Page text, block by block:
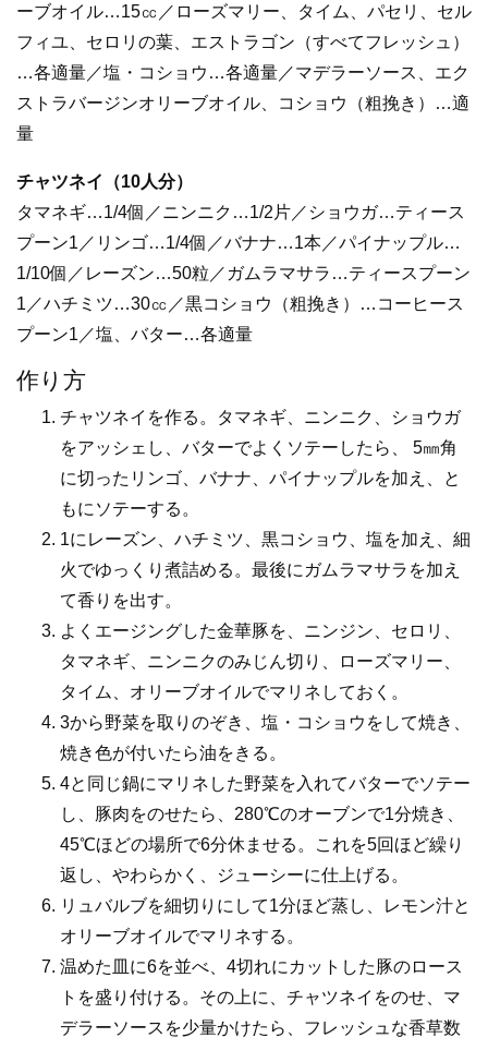
ーブオイル…15㏄／ローズマリー、タイム、パセリ、セル
フィユ、セロリの葉、エストラゴン（すべてフレッシュ）
…各適量／塩・コショウ…各適量／マデラーソース、エク
ストラバージンオリーブオイル、コショウ（粗挽き）…適
量
チャツネイ（10人分）
タマネギ…1/4個／ニンニク…1/2片／ショウガ…ティース
プーン1／リンゴ…1/4個／バナナ…1本／パイナップル…
1/10個／レーズン…50粒／ガムラマサラ…ティースプーン
1／ハチミツ…30㏄／黒コショウ（粗挽き）…コーヒース
プーン1／塩、バター…各適量
作り方
チャツネイを作る。タマネギ、ニンニク、ショウガ
をアッシェし、バターでよくソテーしたら、 5㎜角
に切ったリンゴ、バナナ、パイナップルを加え、と
もにソテーする。
1にレーズン、ハチミツ、黒コショウ、塩を加え、細
火でゆっくり煮詰める。最後にガムラマサラを加え
て香りを出す。
よくエージングした金華豚を、ニンジン、セロリ、
タマネギ、ニンニクのみじん切り、ローズマリー、
タイム、オリーブオイルでマリネしておく。
3から野菜を取りのぞき、塩・コショウをして焼き、
焼き色が付いたら油をきる。
4と同じ鍋にマリネした野菜を入れてバターでソテー
し、豚肉をのせたら、280℃のオーブンで1分焼き、
45℃ほどの場所で6分休ませる。これを5回ほど繰り
返し、やわらかく、ジューシーに仕上げる。
リュバルブを細切りにして1分ほど蒸し、レモン汁と
オリーブオイルでマリネする。
温めた皿に6を並べ、4切れにカットした豚のロース
トを盛り付ける。その上に、チャツネイをのせ、マ
デラーソースを少量かけたら、フレッシュな香草数